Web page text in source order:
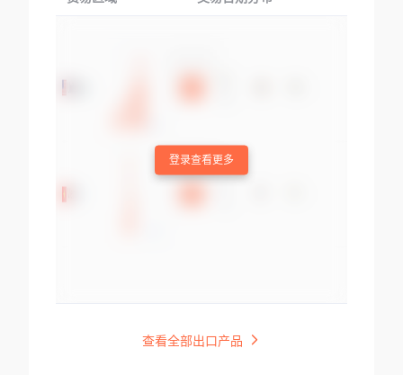
登录查看更多
查看全部出口产品